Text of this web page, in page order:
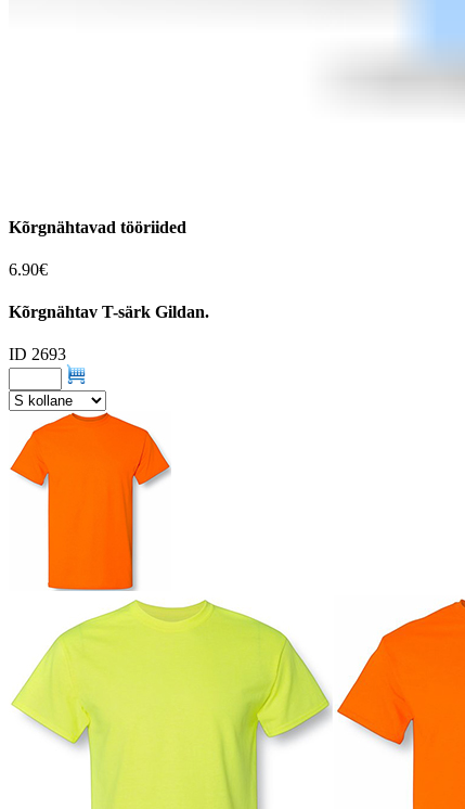
Kõrgnähtavad tööriided
6.90€
Kõrgnähtav T-särk Gildan.
ID 2693